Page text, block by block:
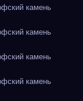
камень
камень
камень
камень